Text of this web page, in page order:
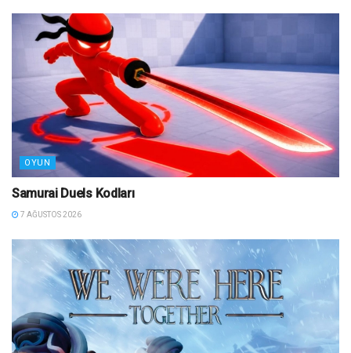
OYUN
Samurai Duels Kodları
7 AĞUSTOS 2026